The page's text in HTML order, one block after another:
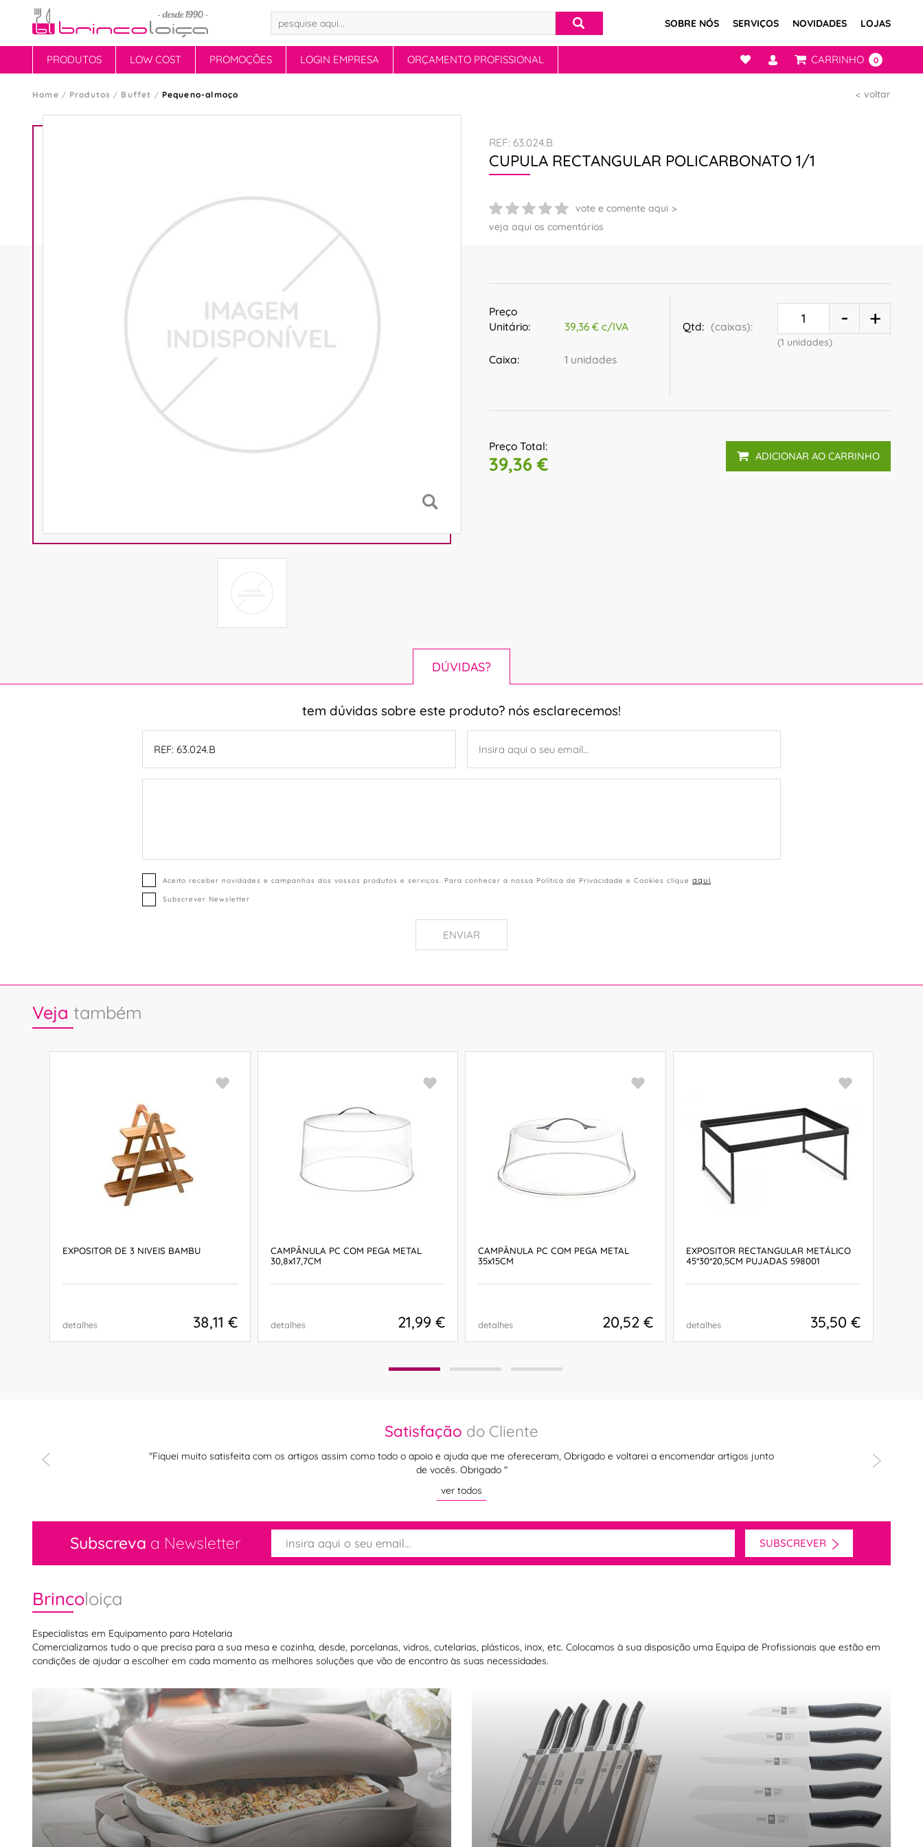
SOBRE NÓS SERVIÇOS NOVIDADES LOJAS
PRODUTOS LOW COST PROMOÇÕES LOGIN EMPRESA ORÇAMENTO PROFISSIONAL CARRINHO 0
Home Produtos Buffet Pequeno-almoço voltar
REF: 63.024.B
CUPULA RECTANGULAR POLICARBONATO 1/1
vote e comente aqui
veja aqui os comentários
Preço
Unitário:
39,36 € c/IVA
Caixa: 1 unidades
Qtd: (caixas):
(1 unidades)
Preço Total:
39,36 € ADICIONAR AO CARRINHO
DÚVIDAS?
tem dúvidas sobre este produto? nós esclarecemos!
Aceito receber novidades e campanhas dos vossos produtos e serviços. Para conhecer a nossa Política de Privacidade e Cookies clique aqui.
Subscrever Newsletter
ENVIAR
Veja também
EXPOSITOR DE 3 NIVEIS BAMBU
detalhes 38,11 €
CAMPÂNULA PC COM PEGA METAL
30,8x17,7CM
detalhes 21,99 €
CAMPÂNULA PC COM PEGA METAL
35x15CM
detalhes 20,52 €
EXPOSITOR RECTANGULAR METÁLICO
45*30*20,5CM PUJADAS 598001
detalhes 35,50 €
Satisfação do Cliente
"Fiquei muito satisfeita com os artigos assim como todo o apoio e ajuda que me ofereceram, Obrigado e voltarei a encomendar artigos junto
de vocês. Obrigado "
ver todos
Subscreva a Newsletter SUBSCREVER
Brincoloiça
Especialistas em Equipamento para Hotelaria
Comercializamos tudo o que precisa para a sua mesa e cozinha, desde, porcelanas, vidros, cutelarias, plásticos, inox, etc. Colocamos à sua disposição uma Equipa de Profissionais que estão em
condições de ajudar a escolher em cada momento as melhores soluções que vão de encontro às suas necessidades.